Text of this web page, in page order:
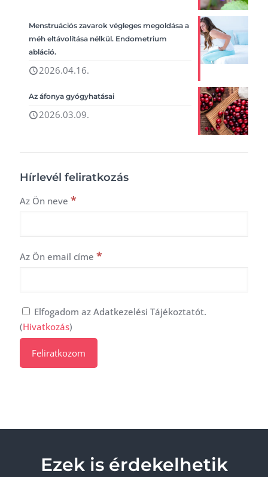
Menstruációs zavarok végleges megoldása a
méh eltávolítása nélkül. Endometrium
abláció.
2026.04.16.
Az áfonya gyógyhatásai
2026.03.09.
Hírlevél feliratkozás
Az Ön neve *
Az Ön email címe *
Elfogadom az Adatkezelési Tájékoztatót.
(Hivatkozás)
Ezek is érdekelhetik